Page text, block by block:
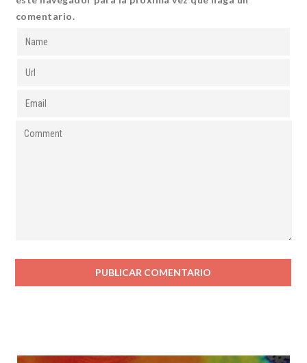
comentario.